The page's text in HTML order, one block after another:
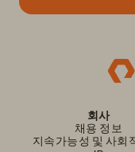
회사
채용 정보
지속가능성 및 사회